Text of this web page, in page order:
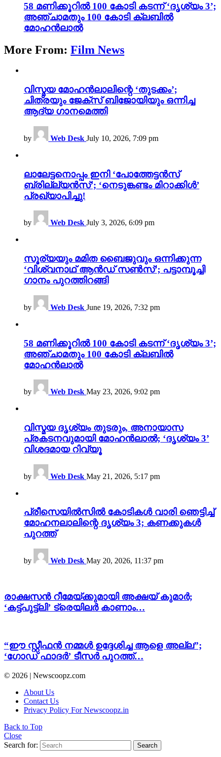
58 മണിക്കൂറിൽ 100 കോടി കടന്ന് ‘ദൃശ്യം 3’;
അഞ്ചാമതും 100 കോടി ക്ലബിൽ
മോഹൻലാൽ
More From: Film News
വിസ്മയ മോഹൻലാലിന്റെ ‘തുടക്കം’;
ചിത്രയും ജേക്സ് ബിജോയിയും ഒന്നിച്ച
ആദ്യ ഗാനമെത്തി
by Web Desk July 10, 2026, 7:09 pm
ലാലേട്ടനൊപ്പം ഇനി ‘പോത്തേട്ടൻസ്
ബ്രില്ല്യൻസ്’; ‘നെടുങ്കണ്ടം മിറാക്കിൾ’
പ്രഖ്യാപിച്ചു!
by Web Desk July 3, 2026, 6:09 pm
സൂര്യയും മമിത ബൈജുവും ഒന്നിക്കുന്ന
‘വിശ്വനാഥ് ആൻഡ് സൺസ്’; പട്ടാമ്പൂച്ചി
ഗാനം പുറത്തിറങ്ങി
by Web Desk June 19, 2026, 7:32 pm
58 മണിക്കൂറിൽ 100 കോടി കടന്ന് ‘ദൃശ്യം 3’;
അഞ്ചാമതും 100 കോടി ക്ലബിൽ
മോഹൻലാൽ
by Web Desk May 23, 2026, 9:02 pm
വിസ്മയ ദൃശ്യം തുടരും, അനായാസ
പ്രകടനവുമായി മോഹൻലാൽ; ‘ദൃശ്യം 3’
വിശദമായ റിവ്യൂ
by Web Desk May 21, 2026, 5:17 pm
പ്രീസെയിൽസിൽ കോടികൾ വാരി ഞെട്ടിച്ച്
മോഹനലാലിന്റെ ദൃശ്യം 3; കണക്കുകൾ
പുറത്ത്
by Web Desk May 20, 2026, 11:37 pm
രാക്ഷസൻ റീമേയ്ക്കുമായി അക്ഷയ് കുമാർ;
‘കട്ട്പുട്ട്ലി’ ട്രെയിലർ കാണാം…
“ഈ സ്റ്റീഫൻ നമ്മൾ ഉദ്ദേശിച്ച ആളെ അല്ല”;
‘ഗോഡ് ഫാദര്‍’ ടീസർ പുറത്ത്…
© 2026 | Newscoopz.com
About Us
Contact Us
Privacy Policy For Newscoopz.in
Back to Top
Close
Search for:
Search